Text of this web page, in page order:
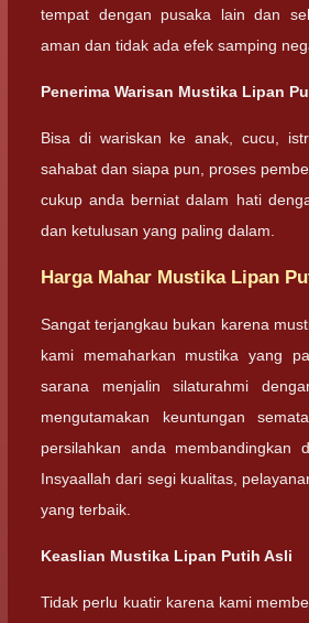
tempat dengan pusaka lain dan
aman dan tidak ada efek samping
Penerima Warisan Mustika Lipan
Bisa di wariskan ke anak, cucu,
sahabat dan siapa pun, proses
cukup anda berniat dalam hati
dan ketulusan yang paling dalam.
Harga Mahar Mustika Lipan
Sangat terjangkau bukan karena
kami memaharkan mustika yang
sarana menjalin silaturahmi
mengutamakan keuntungan
persilahkan anda membandingkan
Insyaallah dari segi kualitas,
yang terbaik.
Keaslian Mustika Lipan Putih Asli
Tidak perlu kuatir karena kami